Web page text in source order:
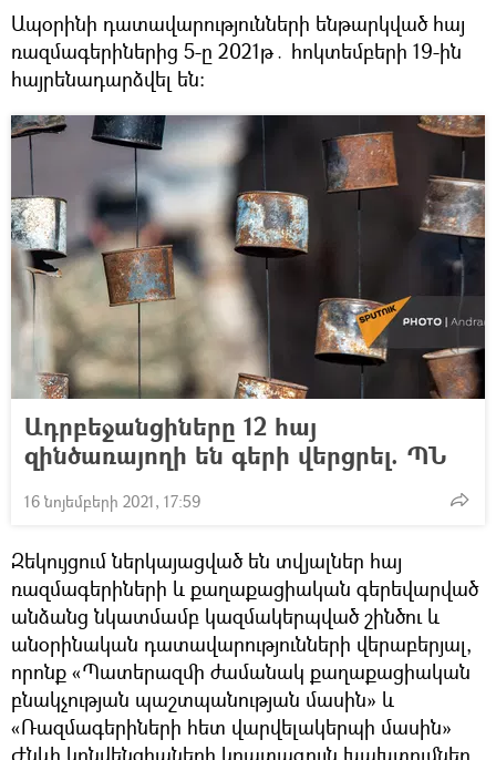
Ապօրինի դատավարությունների ենթարկված հայ
ռազմագերիներից 5-ը 2021թ․ հոկտեմբերի 19-ին
հայրենադարձվել են։
Ադրբեջանցիները 12 հայ
զինծառայողի են գերի վերցրել. ՊՆ
16 նոյեմբերի 2021, 17:59
Զեկույցում ներկայացված են տվյալներ հայ
ռազմագերիների և քաղաքացիական գերեվարված
անձանց նկատմամբ կազմակերպված շինծու և
անօրինական դատավարությունների վերաբերյալ,
որոնք «Պատերազմի ժամանակ քաղաքացիական
բնակչության պաշտպանության մասին» և
«Ռազմագերիների հետ վարվելակերպի մասին»
Ժնևի կոնվենցիաների կոպտագույն խախտումներ